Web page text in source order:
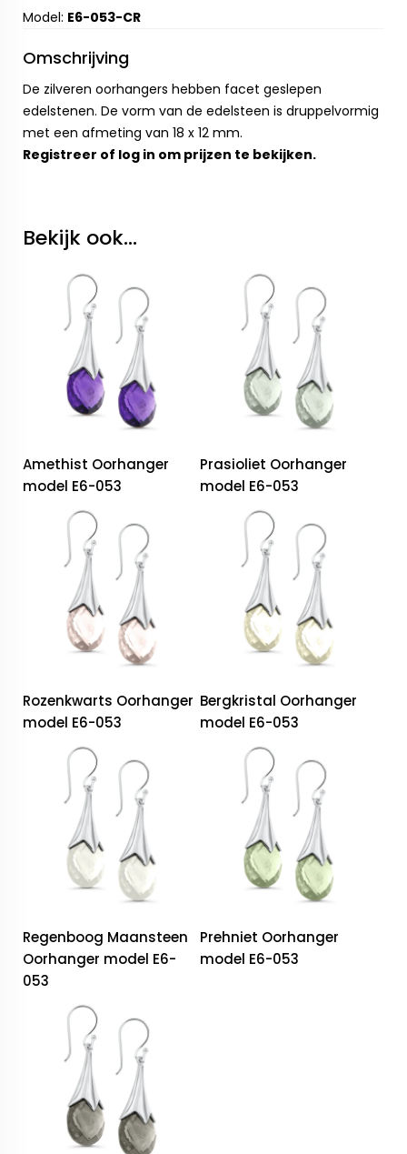
Model: E6-053-CR
Omschrijving
De zilveren oorhangers hebben facet geslepen
edelstenen. De vorm van de edelsteen is druppelvormig
met een afmeting van 18 x 12 mm.
Registreer of log in om prijzen te bekijken.
Bekijk ook...
Amethist Oorhanger
model E6-053
Prasioliet Oorhanger
model E6-053
Rozenkwarts Oorhanger
model E6-053
Bergkristal Oorhanger
model E6-053
Regenboog Maansteen
Oorhanger model E6-
053
Prehniet Oorhanger
model E6-053